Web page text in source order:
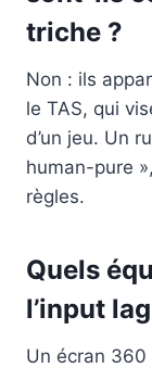
triche ?
Non : ils
le TAS, qui
d’un jeu. Un
human-pure
règles.
Quels
l’input
Un écran 360